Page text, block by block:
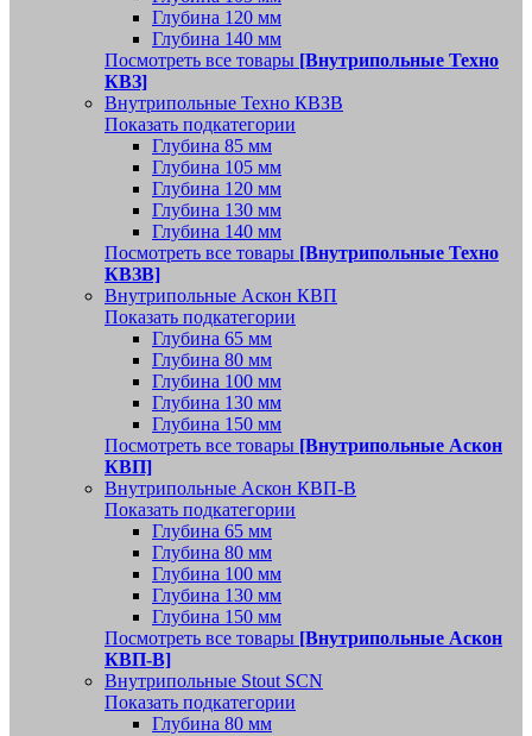
Глубина 120 мм
Глубина 140 мм
Посмотреть все товары [Внутрипольные Техно
КВЗ]
Внутрипольные Техно КВЗВ
Показать подкатегории
Глубина 85 мм
Глубина 105 мм
Глубина 120 мм
Глубина 130 мм
Глубина 140 мм
Посмотреть все товары [Внутрипольные Техно
КВЗВ]
Внутрипольные Аскон КВП
Показать подкатегории
Глубина 65 мм
Глубина 80 мм
Глубина 100 мм
Глубина 130 мм
Глубина 150 мм
Посмотреть все товары [Внутрипольные Аскон
КВП]
Внутрипольные Аскон КВП-В
Показать подкатегории
Глубина 65 мм
Глубина 80 мм
Глубина 100 мм
Глубина 130 мм
Глубина 150 мм
Посмотреть все товары [Внутрипольные Аскон
КВП-В]
Внутрипольные Stout SCN
Показать подкатегории
Глубина 80 мм